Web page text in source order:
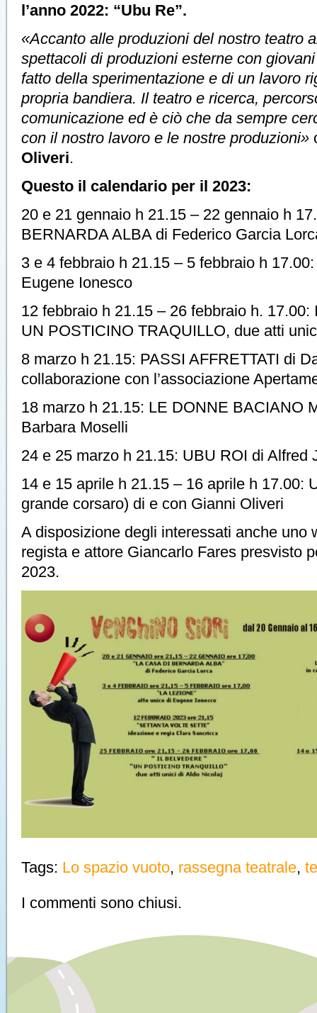
l’anno 2022: “Ubu Re”.
«Accanto alle produzioni del nostro teatro
spettacoli di produzioni esterne con
fatto della sperimentazione e di un lavoro
propria bandiera. Il teatro e ricerca,
comunicazione ed è ciò che da sempre
con il nostro lavoro e le nostre produzioni»
Oliveri.
Questo il calendario per il 2023:
20 e 21 gennaio h 21.15 – 22 gennaio h
BERNARDA ALBA di Federico Garcia
3 e 4 febbraio h 21.15 – 5 febbraio h
Eugene Ionesco
12 febbraio h 21.15 – 26 febbraio h. 17.00:
UN POSTICINO TRAQUILLO, due atti
8 marzo h 21.15: PASSI AFFRETTATI di
collaborazione con l’associazione
18 marzo h 21.15: LE DONNE BACIANO
Barbara Moselli
24 e 25 marzo h 21.15: UBU ROI di Alfred
14 e 15 aprile h 21.15 – 16 aprile h 17.00:
grande corsaro) di e con Gianni Oliveri
A disposizione degli interessati anche uno
regista e attore Giancarlo Fares presvisto
2023.
Tags: Lo spazio vuoto, rassegna teatrale,
I commenti sono chiusi.